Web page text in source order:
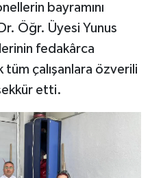
bayramını
Öğr. Üyesi Yunus
fedakârca
çalışanlara özverili
etti.